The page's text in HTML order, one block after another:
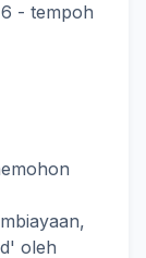
- tempoh
oleh